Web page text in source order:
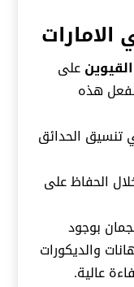
على
هذه
تنسيق الحدائق
الحفاظ على
بوجود
والديكورات
عالية.